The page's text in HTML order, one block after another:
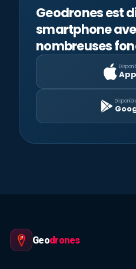
Geodrones est
smartphone
nombreuses
Geodrones